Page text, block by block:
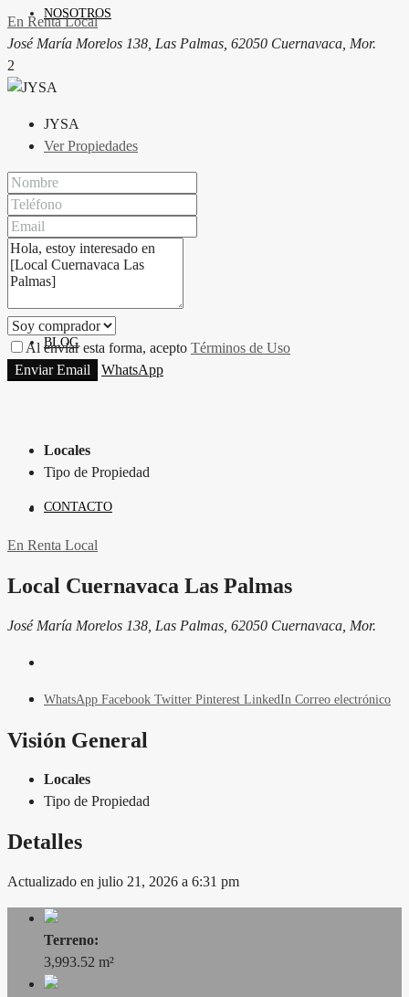
NOSOTROS
PROPIEDADES
BLOG
CONTACTO
En RentaLocal
José María Morelos 138, Las Palmas, 62050 Cuernavaca, Mor.
2
JYSA
Ver Propiedades
Al enviar esta forma, acepto Términos de Uso
Enviar Email
WhatsApp
Locales
Tipo de Propiedad
En Renta Local
Local Cuernavaca Las Palmas
José María Morelos 138, Las Palmas, 62050 Cuernavaca, Mor.
WhatsApp Facebook Twitter Pinterest LinkedIn Correo electrónico
Visión General
Locales
Tipo de Propiedad
Detalles
Actualizado en julio 21, 2026 a 6:31 pm
Terreno:
3,993.52 m²